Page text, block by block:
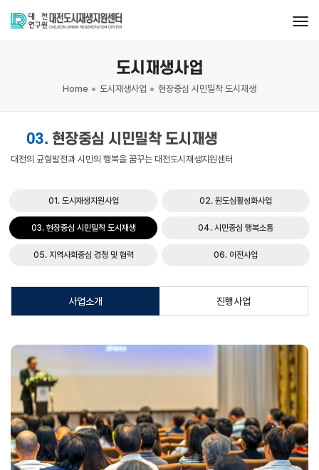
도시재생사업
Home 도시재생사업 현장중심 시민밀착 도시재생
03. 현장중심 시민밀착 도시재생
대전의 균형발전과 시민의 행복을 꿈꾸는 대전도시재생지원센터
01. 도시재생지원사업 02. 원도심활성화사업
03. 현장중심 시민밀착 도시재생 04. 시민중심 행복소통
05. 지역사회중심 경청 및 협력 06. 이전사업
사업소개 진행사업